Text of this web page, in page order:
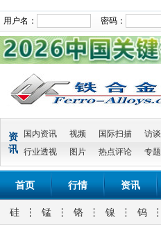
用户名： 密码：
资
讯
国内资讯 视频 国际扫描
访谈
行业透视
图片 热点评论 专题
首页 行情 资讯
硅 锰 铬 镍 钨